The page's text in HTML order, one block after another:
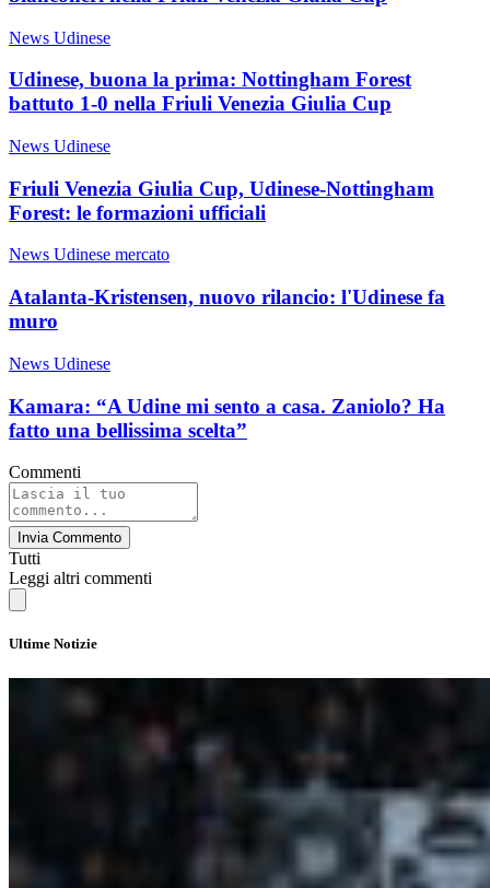
News Udinese
Udinese, buona la prima: Nottingham Forest
battuto 1-0 nella Friuli Venezia Giulia Cup
News Udinese
Friuli Venezia Giulia Cup, Udinese-Nottingham
Forest: le formazioni ufficiali
News Udinese mercato
Atalanta-Kristensen, nuovo rilancio: l'Udinese fa
muro
News Udinese
Kamara: “A Udine mi sento a casa. Zaniolo? Ha
fatto una bellissima scelta”
Commenti
Invia Commento
Tutti
Leggi altri commenti
Ultime Notizie